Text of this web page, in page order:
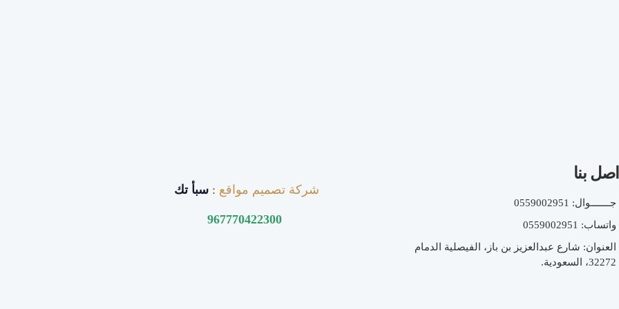
بنا
جـــــــوال: 0559002951
واتساب: 0559002951
العنوان: شارع عبدالعزيز بن باز، الفيصلية الدمام
32272، السعودية.
شركة تصميم مواقع :سبأ تك
967770422300